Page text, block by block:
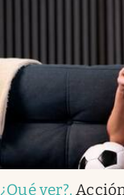
¿Qué ver?.